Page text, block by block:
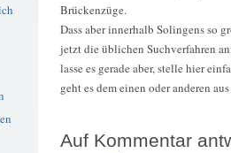
Brückenzüge.
Dass aber innerhalb Solingens so
jetzt die üblichen Suchverfahren
lasse es gerade aber, stelle hier
geht es dem einen oder anderen
Auf Kommentar